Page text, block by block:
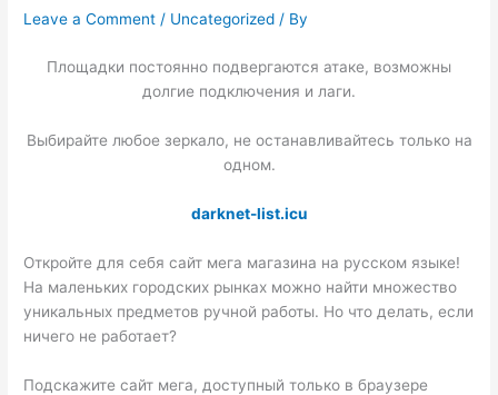
Leave a Comment / Uncategorized / By
Площадки постоянно подвергаются атаке, возможны
долгие подключения и лаги.
Выбирайте любое зеркало, не останавливайтесь только на
одном.
darknet-list.icu
Откройте для себя сайт мега магазина на русском языке!
На маленьких городских рынках можно найти множество
уникальных предметов ручной работы. Но что делать, если
ничего не работает?
Подскажите сайт мега, доступный только в браузере